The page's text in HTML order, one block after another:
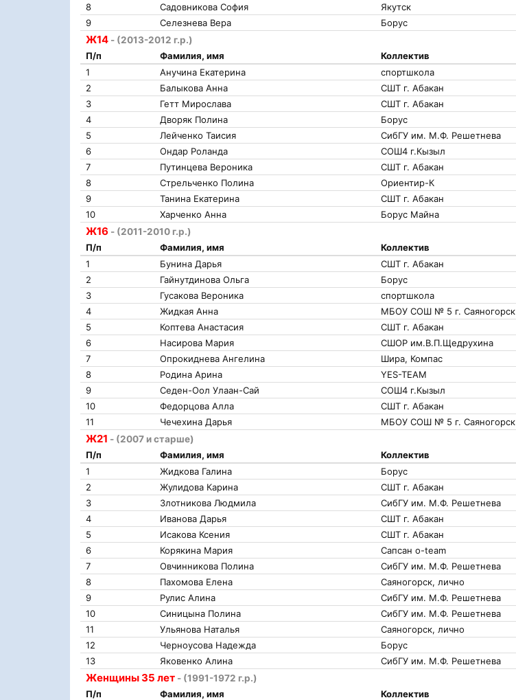
8
Садовникова София Якутск
9
Селезнева Вера Борус
Ж14 - (2013-2012 г.р.)
П/п
Фамилия, имя Коллектив
1
Анучина Екатерина спортшкола
2
Балыкова Анна СШТ г. Абакан
3
Гетт Мирослава СШТ г. Абакан
4
Дворяк Полина Борус
5
Лейченко Таисия СибГУ им. М.Ф. Решетнева
6
Ондар Роланда СОШ4 г.Кызыл
7
Путинцева Вероника СШТ г. Абакан
8
Стрельченко Полина Ориентир-К
9
Танина Екатерина СШТ г. Абакан
10
Харченко Анна Борус Майна
Ж16 - (2011-2010 г.р.)
П/п
Фамилия, имя Коллектив
1
Бунина Дарья СШТ г. Абакан
2
Гайнутдинова Ольга Борус
3
Гусакова Вероника спортшкола
4
Жидкая Анна МБОУ СОШ № 5 г. Саяногорск
5
Коптева Анастасия СШТ г. Абакан
6
Насирова Мария СШОР им.В.П.Щедрухина
7
Опрокиднева Ангелина Шира, Компас
8
Родина Арина YES-TEAM
9
Седен-Оол Улаан-Сай СОШ4 г.Кызыл
10
Федорцова Алла СШТ г. Абакан
11
Чечехина Дарья МБОУ СОШ № 5 г. Саяногорск
Ж21 - (2007 и старше)
П/п
Фамилия, имя Коллектив
1
Жидкова Галина Борус
2
Жулидова Карина СШТ г. Абакан
3
Злотникова Людмила СибГУ им. М.Ф. Решетнева
4
Иванова Дарья СШТ г. Абакан
5
Исакова Ксения СШТ г. Абакан
6
Корякина Мария Сапсан o-team
7
Овчинникова Полина СибГУ им. М.Ф. Решетнева
8
Пахомова Елена Саяногорск, лично
9
Рулис Алина СибГУ им. М.Ф. Решетнева
10
Синицына Полина СибГУ им. М.Ф. Решетнева
11
Ульянова Наталья Саяногорск, лично
12
Черноусова Надежда Борус
13
Яковенко Алина СибГУ им. М.Ф. Решетнева
Женщины 35 лет - (1991-1972 г.р.)
П/п
Фамилия, имя Коллектив